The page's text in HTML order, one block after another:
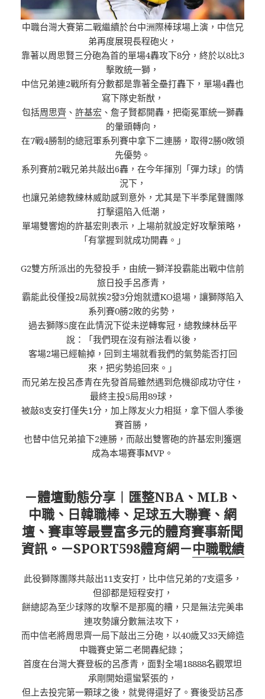
中職台灣大賽第二戰繼續於台中洲際棒球場上演，中信兄
弟再度展現長程砲火，
靠著以周思賢三分砲為首的單場4轟攻下8分，終於以8比3
擊敗統一獅，
中信兄弟連2戰所有分數都是靠著全壘打轟下，單場4轟也
寫下隊史新猷，
包括周思齊、 許基宏 、詹子賢都開轟，把衛冕軍統一獅轟
的暈頭轉向，
在7戰4勝制的總冠軍系列賽中拿下二連勝，取得2勝0敗領
先優勢。
系列賽前2戰兄弟共敲出6轟，在今年揮別「彈力球」的情
況下，
也讓兄弟總教練林威助感到意外，尤其是下半季尾聲團隊
打擊還陷入低潮，
單場雙響炮的許基宏則表示，上場前就設定好攻擊策略，
「有掌握到就成功開轟。」
G2雙方所派出的先發投手，由統一獅洋投霸能出戰中信前
旅日投手呂彥青，
霸能此役僅投2局就挨2發3分炮就遭KO退場，讓獅隊陷入
系列賽0勝2敗的劣勢，
過去獅隊5度在此情況下從未逆轉奪冠，總教練林岳平
說：「我們現在沒有辦法看以後，
客場2場已經輸掉，回到主場就看我們的氣勢能否打回
來，把劣勢追回來。」
而兄弟左投呂彥青在先發首局雖然遇到危機卻成功守住，
最終主投5局用89球，
被敲8支安打僅失1分，加上隊友火力相挺，拿下個人季後
賽首勝，
也替中信兄弟搶下2連勝，而敲出雙響砲的許基宏則獲選
成為本場賽事MVP。
－體壇動態分享︱匯整NBA、MLB、
中職、日韓職棒、足球五大聯賽、網
壇、賽車等最豐富多元的體育賽事新聞
資訊。－SPORT598體育網－中職戰績
此役獅隊團隊共敲出11支安打，比中信兄弟的7支還多，
但卻都是短程安打，
餅總認為至少球隊的攻擊不是那魔的糟，只是無法完美串
連攻勢讓分數無法攻下，
而中信老將周思齊一局下敲出三分砲，以40歲又33天締造
中職賽史第二老開轟紀錄；
首度在台灣大賽登板的呂彥青，面對全場18888名觀眾坦
承剛開始還蠻緊張的，
但上去投完第一顆球之後，就覺得還好了。賽後受訪呂彥